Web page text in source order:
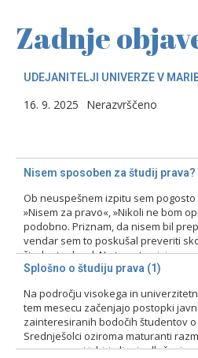
Zadnje
UDEJANITELJI UNIVERZE V
16. 9. 2025 Nerazvrščeno
Nisem sposoben za študij prava?
Ob neuspešnem izpitu sem pogosto
»Nisem za pravo«, »Nikoli ne bom
podobno. Priznam, da nisem bil
vendar sem to poskušal preveriti
študent odzval. Na tovrstne izjave
zlasti pri prvih izpitih, kajti ni bila…
15. 2. 2024 Nerazvrščeno
Splošno o študiju prava (1)
Na področju visokega in
tem mesecu začenjajo postopki
zainteresiranih bodočih študentov
Srednješolci oziroma maturanti
programe pri izbiri ali pri odločanju